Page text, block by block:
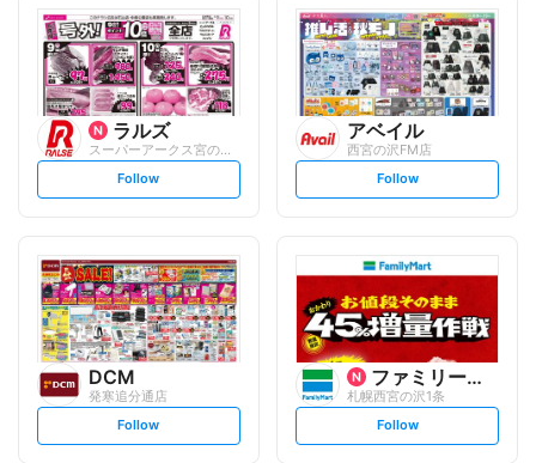
o
w
l
o
w
ラルズ
s
t
l
o
w
Follow
アベイル
西宮の沢FM店
s
t
o
Follow
DCM
発寒追分通店
s
t
Follow
ファミリーマート
札幌西宮の沢1条
s
t
Follow